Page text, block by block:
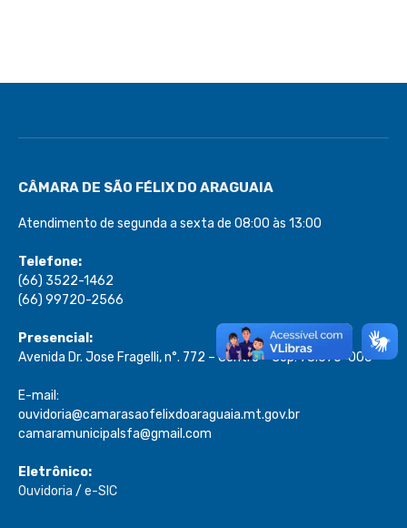
CÂMARA DE SÃO FÉLIX DO ARAGUAIA
Atendimento de segunda a sexta de 08:00 às 13:00
Telefone:
(66) 3522-1462
(66) 99720-2566
Presencial:
Avenida Dr. Jose Fragelli, n°. 772 – Centro – Cep: 78.670-000
E-mail:
ouvidoria@camarasaofelixdoaraguaia.mt.gov.br
camaramunicipalsfa@gmail.com
Eletrônico:
Ouvidoria / e-SIC